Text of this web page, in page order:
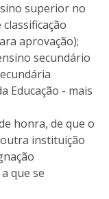
superior no
aprovação);
secundário
Educação - mais
honra, de que o
instituição
que se